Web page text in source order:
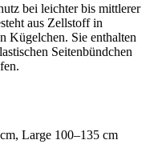
bei leichter bis mittlerer
aus Zellstoff in
Kügelchen. Sie enthalten
Seitenbündchen
Large 100–135 cm